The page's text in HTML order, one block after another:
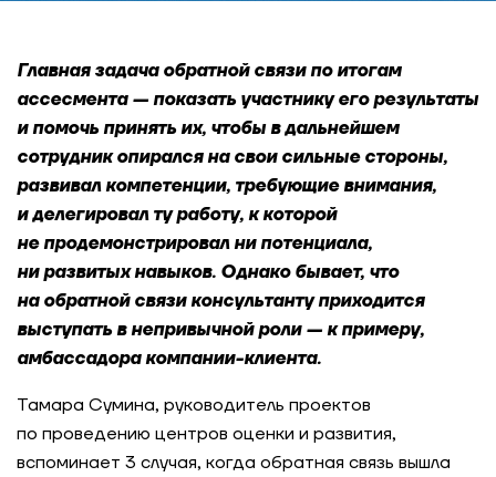
Главная задача обратной связи по итогам
ассесмента — показать участнику его результаты
и помочь принять их, чтобы в дальнейшем
сотрудник опирался на свои сильные стороны,
развивал компетенции, требующие внимания,
и делегировал ту работу, к которой
не продемонстрировал ни потенциала,
ни развитых навыков. Однако бывает, что
на обратной связи консультанту приходится
выступать в непривычной роли — к примеру,
амбассадора компании-клиента.
Тамара Сумина, руководитель проектов
по проведению центров оценки и развития,
вспоминает 3 случая, когда обратная связь вышла